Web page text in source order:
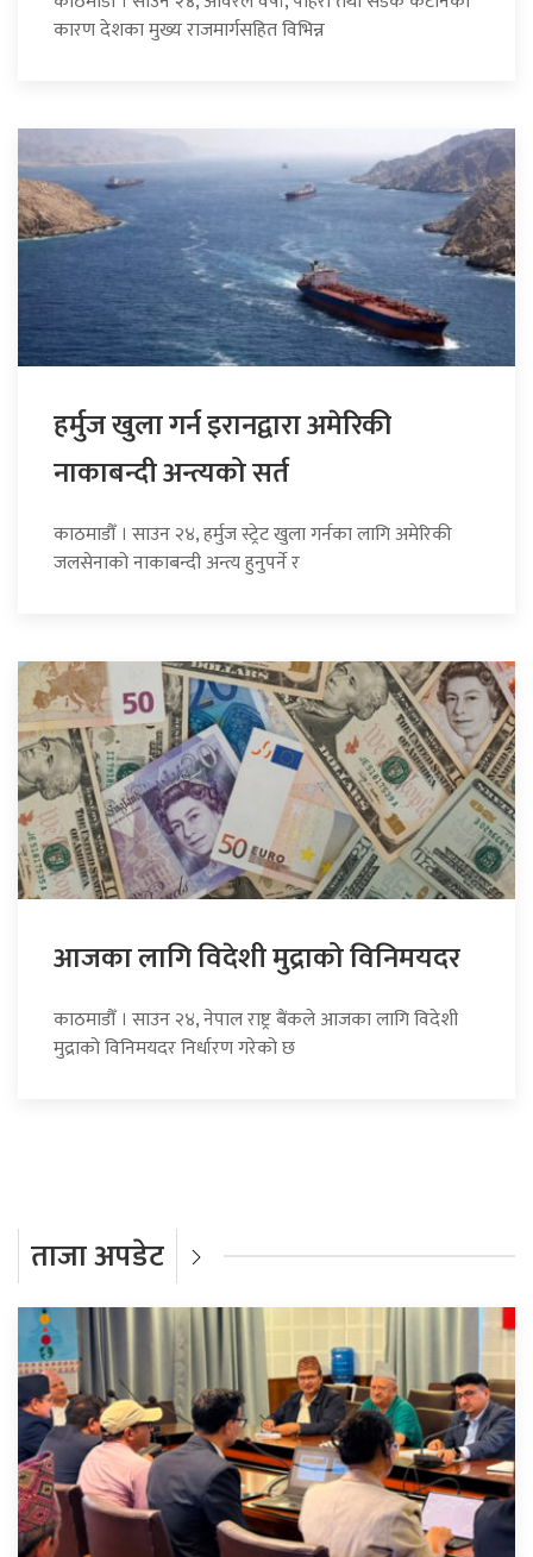
कारण देशका मुख्य राजमार्गसहित विभिन्न
हर्मुज खुला गर्न इरानद्वारा अमेरिकी
नाकाबन्दी अन्त्यको सर्त
काठमाडौँ । साउन २४, हर्मुज स्ट्रेट खुला गर्नका लागि अमेरिकी
जलसेनाको नाकाबन्दी अन्त्य हुनुपर्ने र
आजका लागि विदेशी मुद्राको विनिमयदर
काठमाडौँ । साउन २४, नेपाल राष्ट्र बैंकले आजका लागि विदेशी
मुद्राको विनिमयदर निर्धारण गरेको छ
ताजा अपडेट